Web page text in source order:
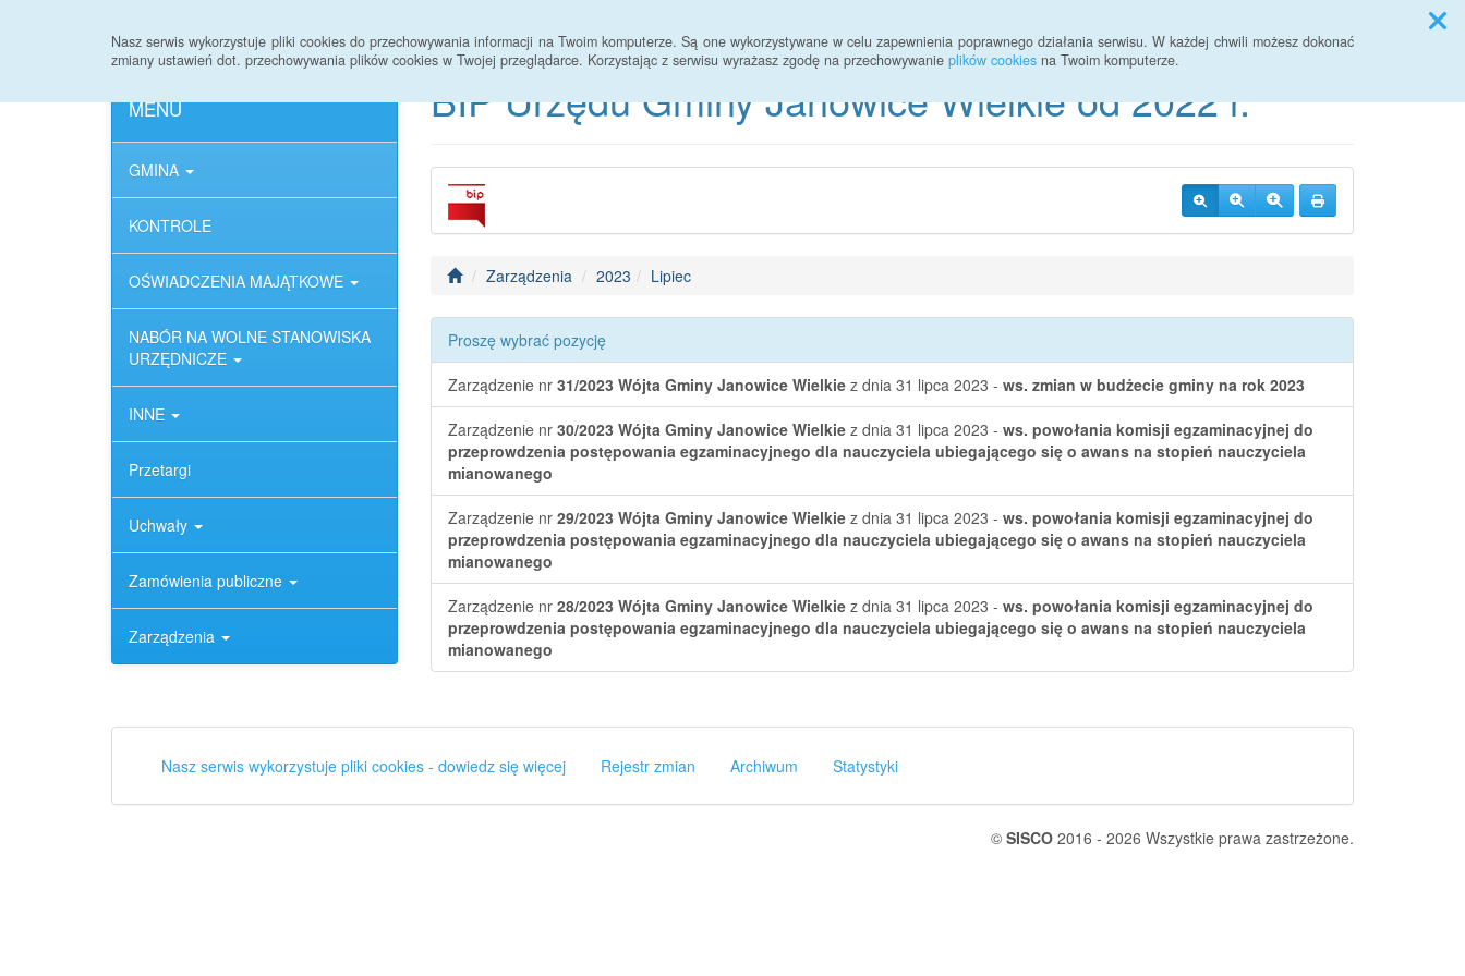
Nasz serwis wykorzystuje pliki cookies do przechowywania informacji na Twoim komputerze. Są one wykorzystywane w celu zapewnienia poprawnego działania serwisu. W każdej chwili możesz dokonać
zmiany ustawień dot. przechowywania plików cookies w Twojej przeglądarce. Korzystając z serwisu wyrażasz zgodę na przechowywanie plików cookies na Twoim komputerze.
MENU
GMINA
KONTROLE
OŚWIADCZENIA MAJĄTKOWE
NABÓR NA WOLNE STANOWISKA
URZĘDNICZE
INNE
Przetargi
Uchwały
Zamówienia publiczne
Zarządzenia
BIP Urzędu Gminy Janowice Wielkie od 2022 r.
Zarządzenia 2023 Lipiec
Proszę wybrać pozycję
Zarządzenie nr 31/2023 Wójta Gminy Janowice Wielkiez dnia 31 lipca 2023 - ws. zmian w budżecie gminy na rok 2023
Zarządzenie nr 30/2023 Wójta Gminy Janowice Wielkiez dnia 31 lipca 2023 - ws. powołania komisji egzaminacyjnej do
przeprowdzenia postępowania egzaminacyjnego dla nauczyciela ubiegającego się o awans na stopień nauczyciela
mianowanego
Zarządzenie nr 29/2023 Wójta Gminy Janowice Wielkiez dnia 31 lipca 2023 - ws. powołania komisji egzaminacyjnej do
przeprowdzenia postępowania egzaminacyjnego dla nauczyciela ubiegającego się o awans na stopień nauczyciela
mianowanego
Zarządzenie nr 28/2023 Wójta Gminy Janowice Wielkiez dnia 31 lipca 2023 - ws. powołania komisji egzaminacyjnej do
przeprowdzenia postępowania egzaminacyjnego dla nauczyciela ubiegającego się o awans na stopień nauczyciela
mianowanego
Nasz serwis wykorzystuje pliki cookies - dowiedz się więcej Rejestr zmian Archiwum Statystyki
© SISCO 2016 - 2026 Wszystkie prawa zastrzeżone.